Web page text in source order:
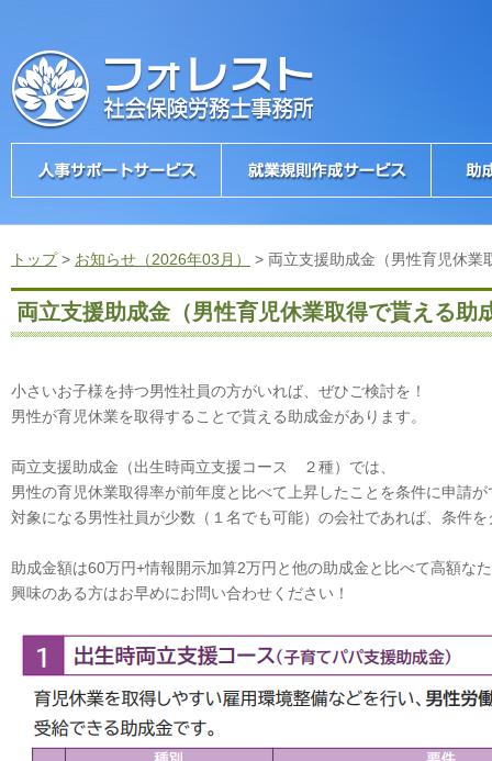
トップ> お知らせ（2026年03月） > 両立支援助成金（男性育児休業
両立支援助成金（男性育児休業取得で貰える助
小さいお子様を持つ男性社員の方がいれば、ぜひご検討を！
男性が育児休業を取得することで貰える助成金があります。
両立支援助成金（出生時両立支援コース ２種）では、
男性の育児休業取得率が前年度と比べて上昇したことを条件に申請
対象になる男性社員が少数（１名でも可能）の会社であれば、条件
助成金額は60万円+情報開示加算2万円と他の助成金と比べて高額な
興味のある方はお早めにお問い合わせください！